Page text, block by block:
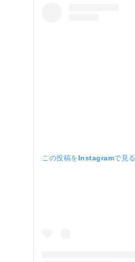
この投稿をInstagramで見る